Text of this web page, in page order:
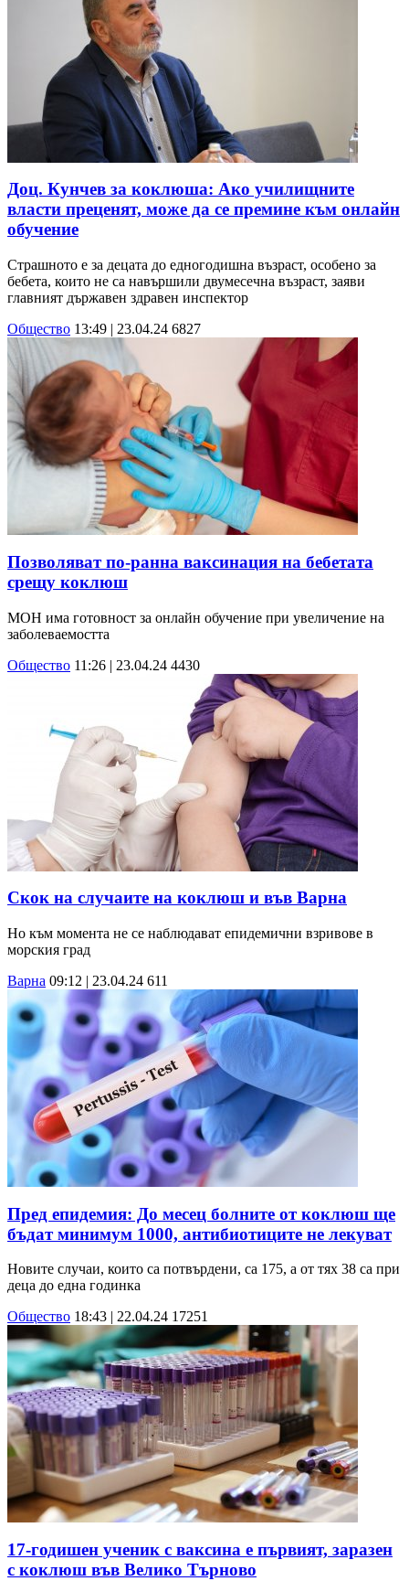
Доц. Кунчев за коклюша: Ако училищните
власти преценят, може да се премине към онлайн
обучение
Страшното е за децата до едногодишна възраст, особено за
бебета, които не са навършили двумесечна възраст, заяви
главният държавен здравен инспектор
Общество 13:49 | 23.04.24 6827
Позволяват по-ранна ваксинация на бебетата
срещу коклюш
МОН има готовност за онлайн обучение при увеличение на
заболеваемостта
Общество 11:26 | 23.04.24 4430
Скок на случаите на коклюш и във Варна
Но към момента не се наблюдават епидемични взривове в
морския град
Варна 09:12 | 23.04.24 611
Пред епидемия: До месец болните от коклюш ще
бъдат минимум 1000, антибиотиците не лекуват
Новите случаи, които са потвърдени, са 175, а от тях 38 са при
деца до една годинка
Общество 18:43 | 22.04.24 17251
17-годишен ученик с ваксина е първият, заразен
с коклюш във Велико Търново